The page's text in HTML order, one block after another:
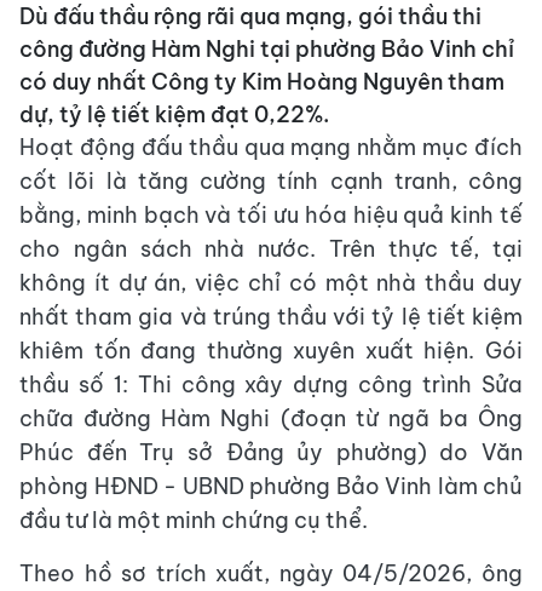
Dù đấu thầu rộng rãi qua mạng, gói thầu thi
công đường Hàm Nghi tại phường Bảo Vinh chỉ
có duy nhất Công ty Kim Hoàng Nguyên tham
dự, tỷ lệ tiết kiệm đạt 0,22%.
Hoạt động đấu thầu qua mạng nhằm mục đích
cốt lõi là tăng cường tính cạnh tranh, công
bằng, minh bạch và tối ưu hóa hiệu quả kinh tế
cho ngân sách nhà nước. Trên thực tế, tại
không ít dự án, việc chỉ có một nhà thầu duy
nhất tham gia và trúng thầu với tỷ lệ tiết kiệm
khiêm tốn đang thường xuyên xuất hiện. Gói
thầu số 1: Thi công xây dựng công trình Sửa
chữa đường Hàm Nghi (đoạn từ ngã ba Ông
Phúc đến Trụ sở Đảng ủy phường) do Văn
phòng HĐND - UBND phường Bảo Vinh làm chủ
đầu tư là một minh chứng cụ thể.
Theo hồ sơ trích xuất, ngày 04/5/2026, ông